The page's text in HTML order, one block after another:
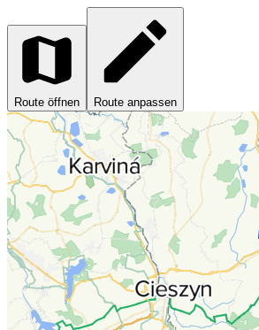
Route öffnen Route anpassen